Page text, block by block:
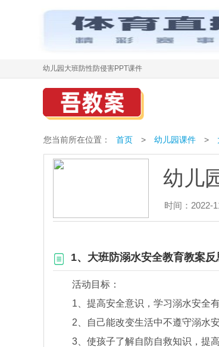
幼儿园大班防性防侵害PPT课件
您当前所在位置： 首页 > 幼儿园课件 >
幼儿
时间：2022-
1、大班防溺水安全教育教案反
活动目标：
1、提高安全意识，学习溺水安全有
2、自己能改变生活中不遵守溺水安
3、使孩子了解自防自救知识，提高